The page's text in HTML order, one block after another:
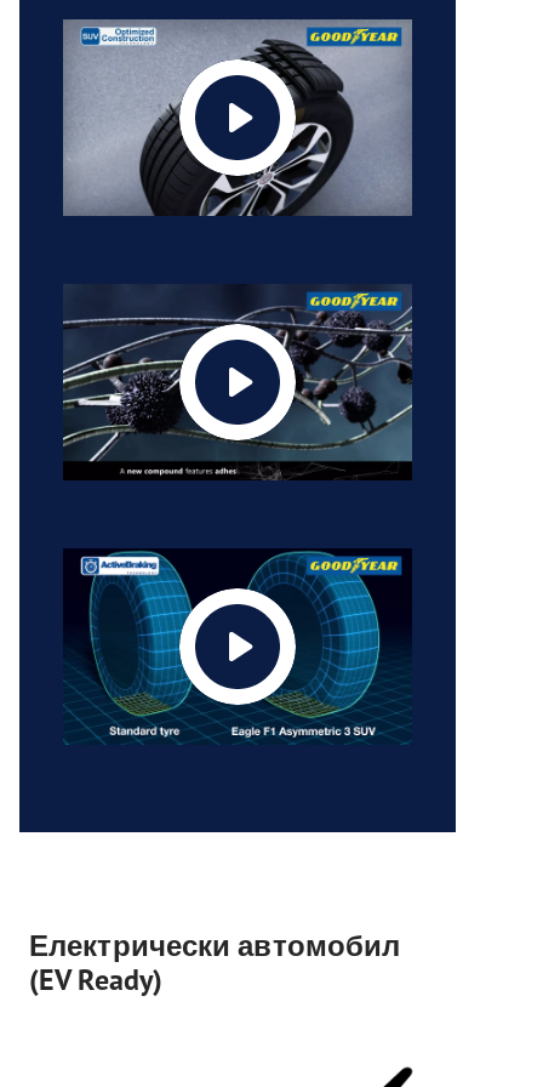
Електрически автомобил
(EV Ready)